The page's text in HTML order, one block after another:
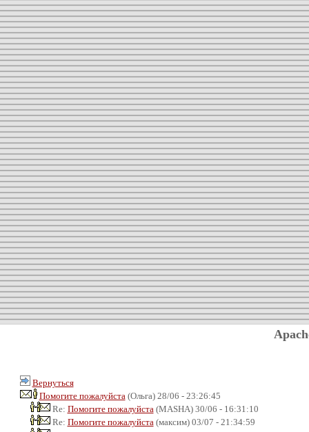
Вернуться
Помогите пожалуйста (Ольга) 28/06 - 23:26:45
Re: Помогите пожалуйста (MASHA) 30/06 - 16:31:10
Re: Помогите пожалуйста (максим) 03/07 - 21:34:59